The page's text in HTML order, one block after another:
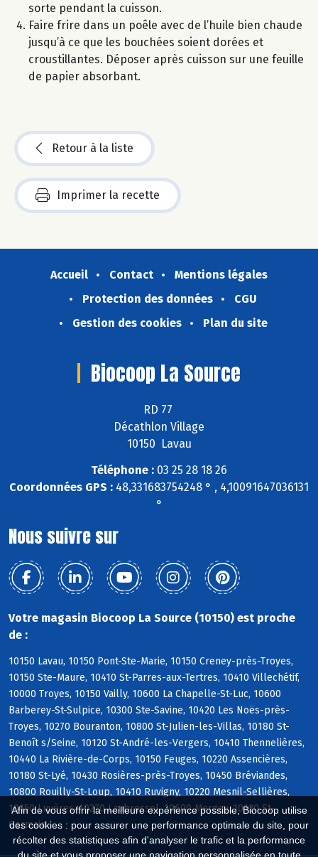
Afin de vous offrir la meilleure expérience possible, Biocoop utilise
des cookies : pour assurer une performance optimale du site, pour
récolter des statistiques afin d'analyser le trafic et la performance
sorte pendant la cuisson.
Faire frire dans un poêle avec de l’huile bien chaude
jusqu’à ce que les bouchées soient dorées et
croustillantes. Déposer après cuisson sur une feuille
de papier absorbant.
Retour à la liste
Imprimer la recette
Accueil Contact
Mentions légales
Protection des données
CGU
Gestion des cookies
Plan du site
Biocoop La Source
RD 77
Décathlon Village
10150 Lavau
Téléphone : 03 25 28 18 26
Coordonnées GPS : 48,331683754248 ° , 4,10091647036131
°
Nous suivre sur
Votre magasin Biocoop La Source (10150) est proche
de :
10150 Lavau, 10150 Pont-Ste-Marie, 10150 Creney-près-Troyes,
10150 Ste-Maure, 10410 St-Parres-aux-Tertres, 10410 Villechétif,
10000 Troyes, 10150 Vailly, 10600 La Chapelle-St-Luc, 10600
Barberey-St-Sulpice, 10300 Ste-Savine, 10420 Les Noës-près-
Troyes, 10270 Bouranton, 10800 St-Julien-les-Villas, 10180 St-
Benoît s/Seine, 10120 St-André-les-Vergers, 10410 Thennelières,
10440 La Rivière-de-Corps, 10150 Feuges, 10220 Assencières,
10180 St-Lyé, 10430 Rosières-près-Troyes, 10450 Bréviandes,
10800 Rouilly-St-Loup, 10410 Ruvigny, 10220 Mesnil-Sellières,
10150 Luyères, 10270 Laubressel, 10600 Mergey, 10120 St-
Germain